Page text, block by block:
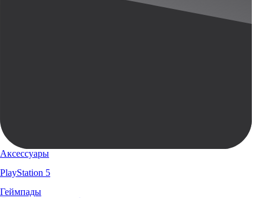
Аксессуары
PlayStation 5
Геймпады